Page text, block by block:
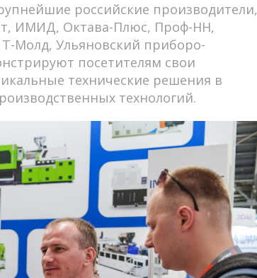
российские производители,
ИМИД, Октава-Плюс, Проф-НН,
Молд, Ульяновский приборо-
посетителям свои
технические решения в
технологий.